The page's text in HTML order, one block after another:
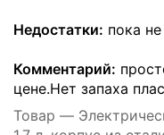
Недостатки: пока
Комментарий:
цене.Нет запаха
Товар —